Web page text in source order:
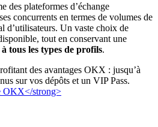
des plateformes d’échange
concurrents en termes de volumes de
d’utilisateurs. Un vaste choix de
tout en conservant une
tous les types de profils.
des avantages OKX : jusqu’à
sur vos dépôts et un VIP Pass.